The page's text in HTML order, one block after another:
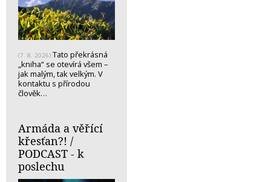
(7. 8. 2026) Tato překrásná
„kniha“ se otevírá všem –
jak malým, tak velkým. V
kontaktu s přírodou
člověk…
Armáda a věřící
křesťan?! /
PODCAST - k
poslechu